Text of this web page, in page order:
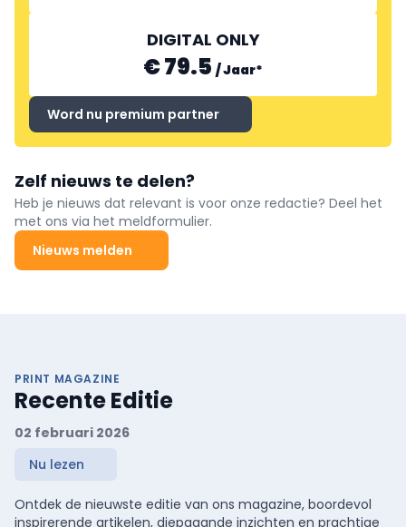
DIGITAL ONLY
€ 79.5 /Jaar*
Word nu premium partner
Zelf nieuws te delen?
Heb je nieuws dat relevant is voor onze redactie? Deel het
met ons via het meldformulier.
Nieuws melden
PRINT MAGAZINE
Recente Editie
02 februari 2026
Nu lezen
Ontdek de nieuwste editie van ons magazine, boordevol
inspirerende artikelen, diepgaande inzichten en prachtige